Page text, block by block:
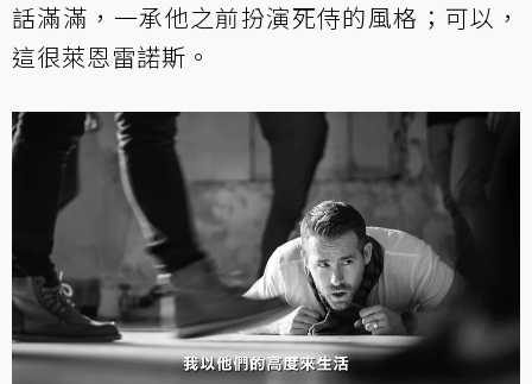
話滿滿，一承他之前扮演死侍的風格；可以，
這很萊恩雷諾斯。